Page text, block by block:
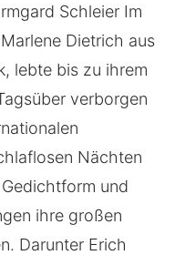
Schleier Im
Dietrich aus
lebte bis zu ihrem
verborgen
Nächten
und
ihre großen
Darunter Erich